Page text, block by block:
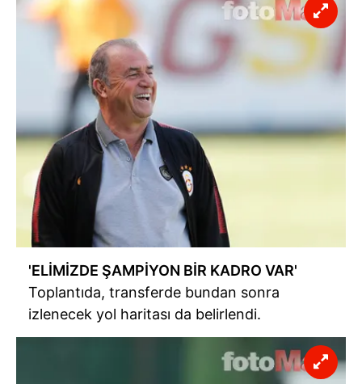
kullanılmaktadır. Diğer çerezler, sitemizin daha işlevsel
kılınması ve kişiselleştirilmesi ve sizlere yönelik
reklam/pazarlama faaliyetlerinin yapılması, amaçlarıyla
sınırlı olarak açık rızanız dahilinde kullanılacaktır.
Çerezlere ilişkin tercihlerinizi aşağıda yer alan panel
vasıtasıyla belirleyebilirsiniz. Çerezlere ilişkin detaylı bilgi
için Ayarlar butonuna tıklayabilir,Çerez Bilgilendirme
Metnimizi
ziyaret edebilirsiniz.
6698 sayılı Kişisel Verilerin Korunması Kanunu uyarınca
hazırlanmış Aydınlatma Metnimizi okumak ve sitemizde
ilgili mevzuata uygun olarak kullanılan çerezlerle ilgili bilgi
almak için lütfentıklayınız.
'ELİMİZDE ŞAMPİYON BİR KADRO VAR'
Toplantıda, transferde bundan sonra
izlenecek yol haritası da belirlendi.